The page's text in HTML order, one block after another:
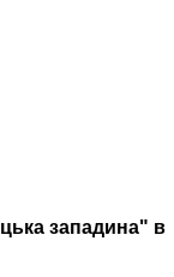
западина" в